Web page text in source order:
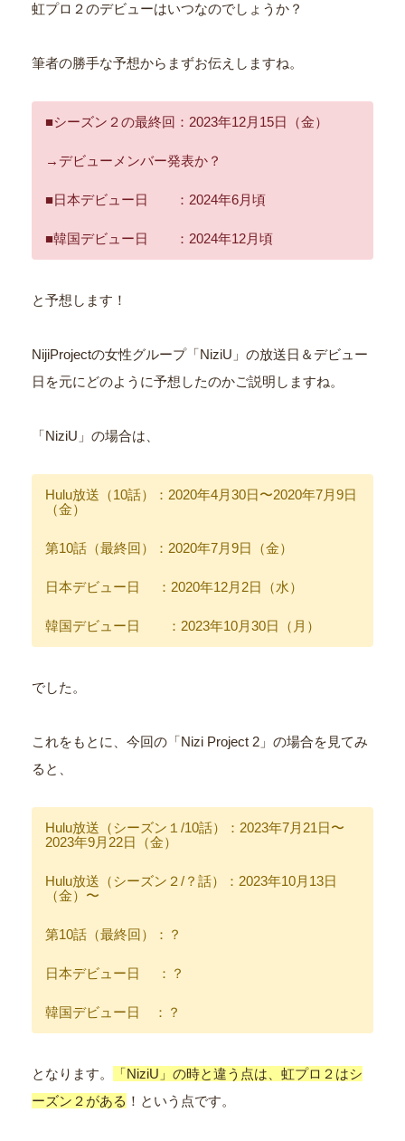
虹プロ２のデビューはいつなのでしょうか？
筆者の勝手な予想からまずお伝えしますね。
■シーズン２の最終回：2023年12月15日（金）
→デビューメンバー発表か？
■日本デビュー日 ：2024年6月頃
■韓国デビュー日 ：2024年12月頃
と予想します！
NijiProjectの女性グループ「NiziU」の放送日＆デビュー
日を元にどのように予想したのかご説明しますね。
「NiziU」の場合は、
Hulu放送（10話）：2020年4月30日〜2020年7月9日
（金）
第10話（最終回）：2020年7月9日（金）
日本デビュー日 ：2020年12月2日（水）
韓国デビュー日 ：2023年10月30日（月）
でした。
これをもとに、今回の「Nizi Project 2」の場合を見てみ
ると、
Hulu放送（シーズン１/10話）：2023年7月21日〜
2023年9月22日（金）
Hulu放送（シーズン２/？話）：2023年10月13日
（金）〜
第10話（最終回）：？
日本デビュー日 ：？
韓国デビュー日 ：？
となります。
「NiziU」の時と違う点は、虹プロ２はシ
ーズン２がある ！という点です。